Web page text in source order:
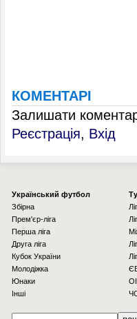
КОМЕНТАРІ
Залишати
Реєстрація, Вхід
Українcький футбол
Збірна
Прем'єр-ліга
Перша ліга
Друга ліга
Кубок України
Молодіжка
Юнаки
Інші